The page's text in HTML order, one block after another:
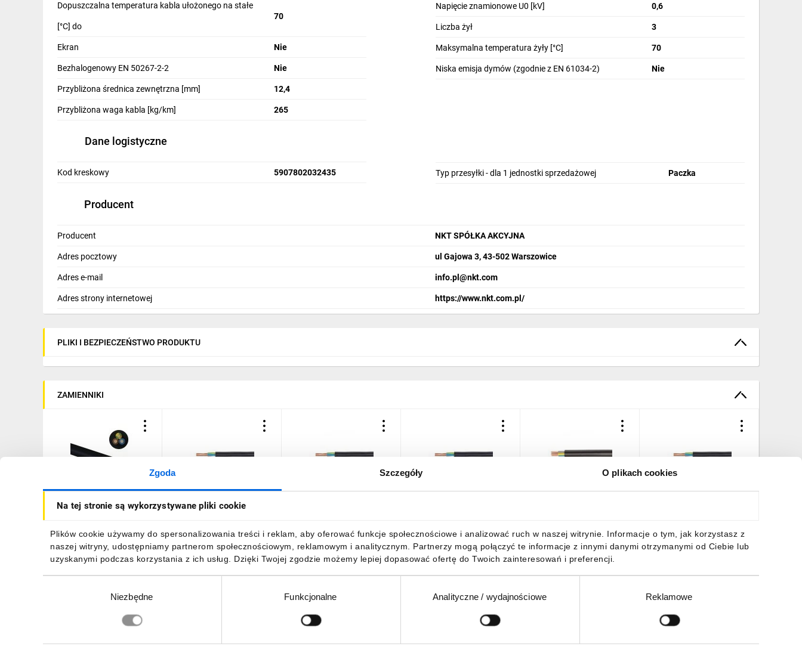
Zgoda Szczegóły O plikach cookies
Na tej stronie są wykorzystywane pliki cookie
Plików cookie używamy do spersonalizowania treści i reklam, aby oferować funkcje społecznościowe i analizować ruch w naszej witrynie. Informacje o tym, jak korzystasz z
naszej witryny, udostępniamy partnerom społecznościowym, reklamowym i analitycznym. Partnerzy mogą połączyć te informacje z innymi danymi otrzymanymi od Ciebie lub
uzyskanymi podczas korzystania z ich usług. Dzięki Twojej zgodzie możemy lepiej dopasować ofertę do Twoich zainteresowań i preferencji.
Niezbędne Funkcjonalne Analityczne / wydajnościowe Reklamowe
Wentylacja i rekuperacja
Dopuszczalna temperatura kabla ułożonego na stałe
[°C] do
70
Ekran Nie
Bezhalogenowy EN 50267-2-2 Nie
Przybliżona średnica zewnętrzna [mm] 12,4
Przybliżona waga kabla [kg/km] 265
Napięcie znamionowe U0 [kV] 0,6
Liczba żył 3
Maksymalna temperatura żyły [°C] 70
Niska emisja dymów (zgodnie z EN 61034-2) Nie
Dane logistyczne
Kod kreskowy 5907802032435 Typ przesyłki - dla 1 jednostki sprzedażowej Paczka
Producent
Producent NKT SPÓŁKA AKCYJNA
Adres pocztowy ul Gajowa 3, 43-502 Warszowice
Adres e-mail info.pl@nkt.com
Adres strony internetowej https://www.nkt.com.pl/
PLIKI I BEZPIECZEŃSTWO PRODUKTU
ZAMIENNIKI
Kabel energetyczny YKY
3x4 żo 0,6/1kV /bębnowy/
11,95 złbrutto
Kabel energetyczny YKY
3x4 żo 0,6/1kV /100m/
1144,98 zł brutto 11,84 zł brutto 10,38 złbrutto
DO KOSZYKA
10,79 zł brutto 11,28 złbrutto